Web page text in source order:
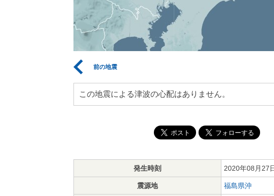
前の地震
この地震による津波の心配はありません。
発生時刻 2020年08月27
震源地 福島県沖